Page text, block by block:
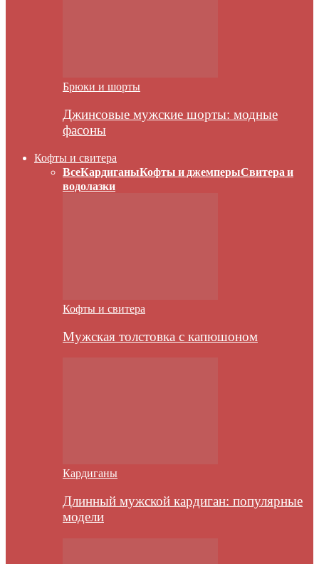
Брюки и шорты
Джинсовые мужские шорты: модные
фасоны
Кофты и свитера
ВсеКардиганыКофты и джемперыСвитера и
водолазки
Кофты и свитера
Мужская толстовка с капюшоном
Кардиганы
Длинный мужской кардиган: популярные
модели